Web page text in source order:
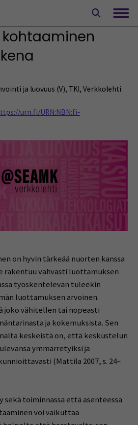
ja luovuus (V), TKI, Verkkolehti
urn.fi/URN:NBN:fi-
on hyvin tärkeää nuorten kanssa
rakentuu vahvasti luottamuksen
työskentelevän tuleekin
luottamuksen arvoinen.
joko vähitellen tai nopeasti
ja kokemuksista. Sen
keskeistä on, että keskustelun
ymmärretyiksi ja
(Mattila 2007, s. 24–
sekä toiminnassa että asenteessa
voi vaikuttaa